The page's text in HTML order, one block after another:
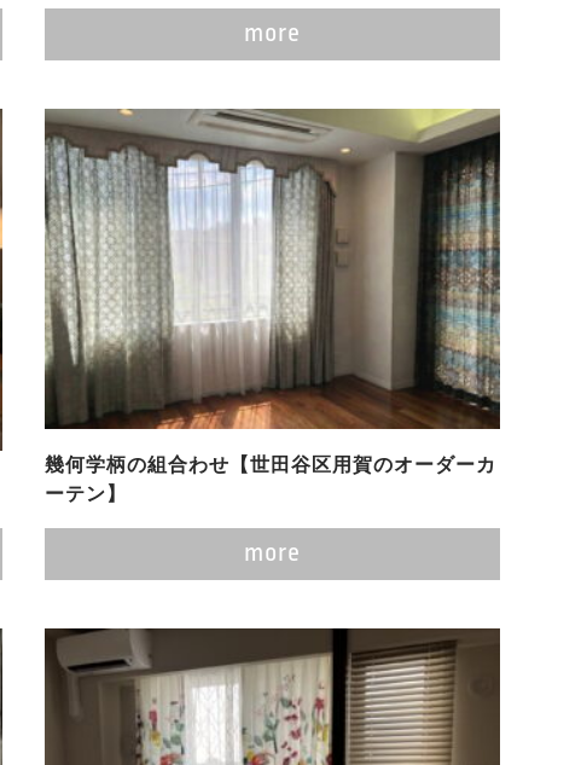
more
幾何学柄の組合わせ【世田谷区用賀のオーダーカ
ーテン】
more